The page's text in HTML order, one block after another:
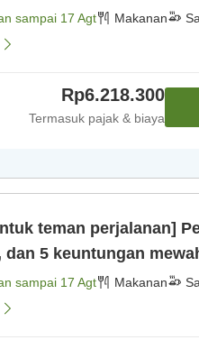
Onsen Sum [Makan
sampai 17 Agt Makanan
Rp6.218.300
Termasuk pajak & biaya
teman perjalanan]
5 keuntungan mewah
orang [Makan malam]
sampai 17 Agt Makanan